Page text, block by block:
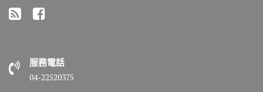
服務電話
04-22520375